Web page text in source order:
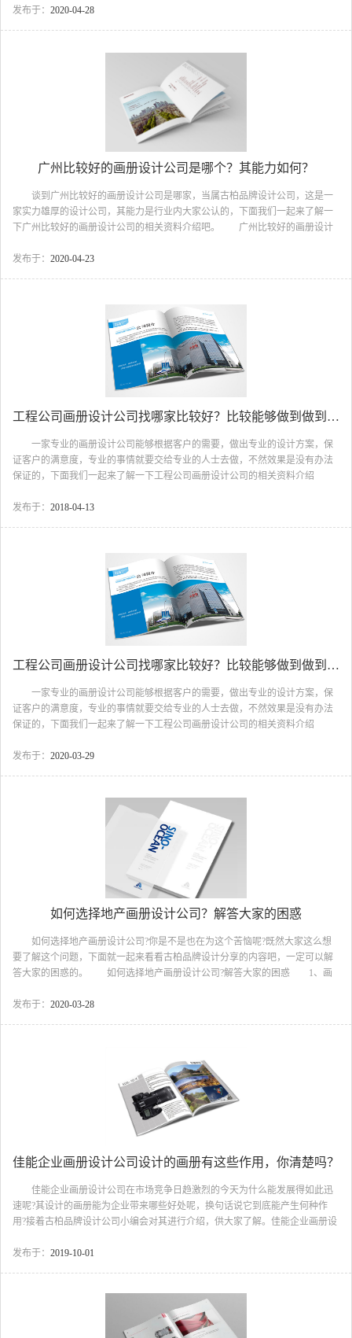
查看这个公司画册设计公司的案例以及报价来衡量吧!最终看这家公司是否能根
就出现了，第一种是。报价一看，两家报价价格相差很...
发布于： 2020-04-28
广州比较好的画册设计公司是哪个？其能力如何？
谈到广州比较好的画册设计公司是哪家，当属古柏品牌设计公司，这是一
家实力雄厚的设计公司，其能力是行业内大家公认的，下面我们一起来了解一
下广州比较好的画册设计公司的相关资料介绍吧。 广州比较好的画册设计
一个预算，相信你也会针对这预算来选择画册公司来设计的，因此在众多画册
更多的顾客，才能在最短的时间，让你的设计风格独特，吸引人的眼睛。
二、如何选设计公司 选择有经验的公司，选择画册设计公司...
发布于： 2020-04-23
工程公司画册设计公司找哪家比较好？比较能够做到做到有的放矢？
一家专业的画册设计公司能够根据客户的需要，做出专业的设计方案，保
证客户的满意度，专业的事情就要交给专业的人士去做，不然效果是没有办法
保证的，下面我们一起来了解一下工程公司画册设计公司的相关资料介绍
上选择以深黄色为主的颜色，主要是因为工程一般都给人比较厚重的感觉，因
出。版面富有层次感，在版面上通常上部分用色块铺满，通过这样的空间划
分，搭配图片以及内文的标题，中间用一条区隔线来装饰，让整个画面...
发布于： 2018-04-13
工程公司画册设计公司找哪家比较好？比较能够做到做到有的放矢？
一家专业的画册设计公司能够根据客户的需要，做出专业的设计方案，保
证客户的满意度，专业的事情就要交给专业的人士去做，不然效果是没有办法
保证的，下面我们一起来了解一下工程公司画册设计公司的相关资料介绍
上选择以深黄色为主的颜色，主要是因为工程一般都给人比较厚重的感觉，因
出。版面富有层次感，在版面上通常上部分用色块铺满，通过这样的空间划
分，搭配图片以及内文的标题，中间用一条区隔线来装饰，让整个画面...
发布于： 2020-03-29
如何选择地产画册设计公司？解答大家的困惑
如何选择地产画册设计公司?你是不是也在为这个苦恼呢?既然大家这么想
要了解这个问题，下面就一起来看看古柏品牌设计分享的内容吧，一定可以解
答大家的困惑的。 如何选择地产画册设计公司?解答大家的困惑 1、画
册类型，下面按行业角度整理出14种画册设计的类型。 1.校庆画册:体现喜
业不同，表现也略有不同。 4.公司画...
发布于： 2020-03-28
佳能企业画册设计公司设计的画册有这些作用，你清楚吗？
佳能企业画册设计公司在市场竞争日趋激烈的今天为什么能发展得如此迅
速呢?其设计的画册能为企业带来哪些好处呢，换句话说它到底能产生何种作
用?接着古柏品牌设计公司小编会对其进行介绍，供大家了解。佳能企业画册设
代，注意力是有限的，如何在有限的时间内抓住有限的注意力，是各行各业都
它的重要性，富有冲击感的画面和文字结合，更好的传达出企业的理念、精神
与风貌，吸引消费者的注意力，激发深入了解的愿望。 作...
发布于： 2019-10-01